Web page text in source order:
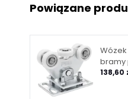
Powiązane
bramy
138,60